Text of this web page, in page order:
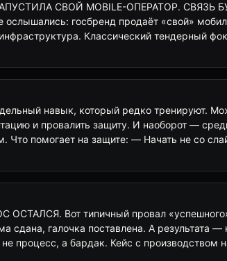
СВОЙ MOBILE-ОПЕРАТОР. СВЯЗЬ
госбренд продаёт «свой»
Классический тендерный
навык, который редко тренируют.
и провалить защиту. И наоборот —
Что помогает на защите: — Начать не со
Вот типичный провал
сдана, галочка поставлена. А результата —
не процесс, а бардак. Кейс с производством